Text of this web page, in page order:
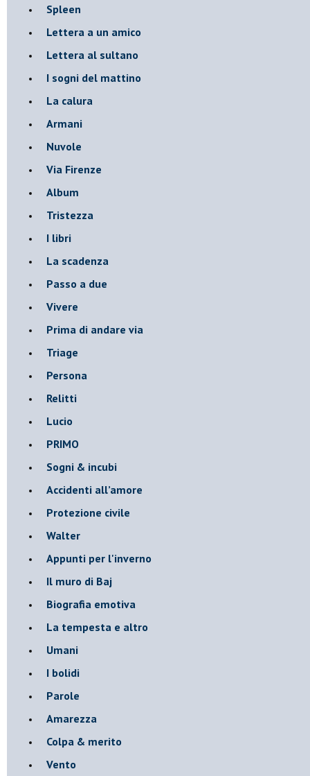
Spleen
Lettera a un amico
Lettera al sultano
I sogni del mattino
La calura
Armani
Nuvole
Via Firenze
Album
Tristezza
I libri
La scadenza
Passo a due
Vivere
Prima di andare via
Triage
Persona
Relitti
Lucio
PRIMO
Sogni & incubi
Accidenti all’amore
Protezione civile
Walter
Appunti per l'inverno
Il muro di Baj
Biografia emotiva
La tempesta e altro
Umani
I bolidi
Parole
Amarezza
Colpa & merito
Vento